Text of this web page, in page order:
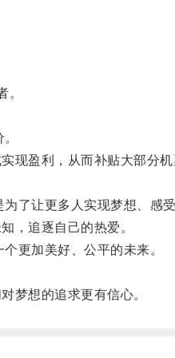
。
盈利，从而补贴大部分机
了让更多人实现梦想、感受
，追逐自己的热爱。
更加美好、公平的未来。
梦想的追求更有信心。